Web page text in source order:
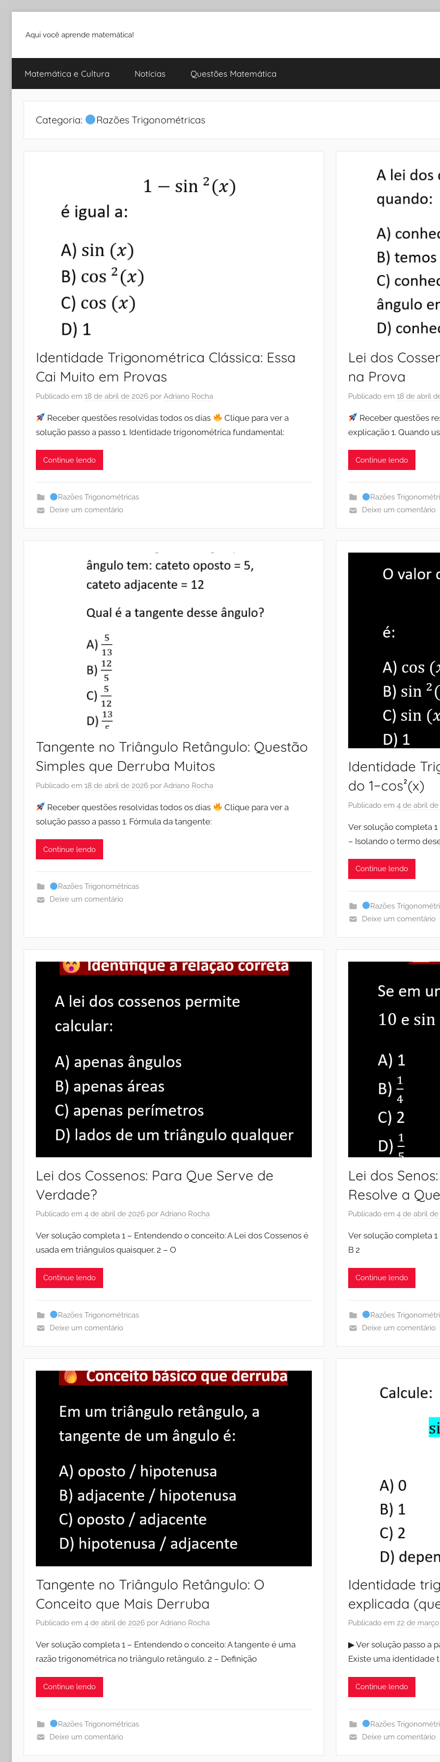
para
conteúdo
Aqui você aprende matemática!
Matemática e Cultura Notícias Questões Matemática
Categoria: Razões Trigonométricas
Identidade Trigonométrica Clássica: Essa
Cai Muito em Provas
Publicado em 18 de abril de 2026 por Adriano Rocha
Receber questões resolvidas todos os dias
Clique para ver a
solução passo a passo 1. Identidade trigonométrica fundamental:
Continue lendo
Razões Trigonométricas
Deixe um comentário
Lei dos
na Prova
Publicado em 18 de abril
Receber questões
explicação 1. Quando
Continue lendo
Razões
Deixe um comentário
Tangente no Triângulo Retângulo: Questão
Simples que Derruba Muitos
Publicado em 18 de abril de 2026 por Adriano Rocha
Receber questões resolvidas todos os dias
Clique para ver a
solução passo a passo 1. Fórmula da tangente:
Continue lendo
Razões Trigonométricas
Deixe um comentário
Identidade
do 1−cos⁡²(x)
Publicado em 4 de abril
Ver solução completa 1
– Isolando o termo
Continue lendo
Razões
Deixe um comentário
Lei dos Cossenos: Para Que Serve de
Verdade?
Publicado em 4 de abril de 2026 por Adriano Rocha
Ver solução completa 1 – Entendendo o conceito: A Lei dos Cossenos é
usada em triângulos quaisquer. 2 – O
Continue lendo
Razões Trigonométricas
Deixe um comentário
Lei dos
Resolve a
Publicado em 4 de abril
Ver solução completa
B 2
Continue lendo
Razões
Deixe um comentário
Tangente no Triângulo Retângulo: O
Conceito que Mais Derruba
Publicado em 4 de abril de 2026 por Adriano Rocha
Ver solução completa 1 – Entendendo o conceito: A tangente é uma
razão trigonométrica no triângulo retângulo. 2 – Definição
Continue lendo
Razões Trigonométricas
Deixe um comentário
Identidade
explicada
Publicado em 22 de
▶ Ver solução passo a
Existe uma identidade
Continue lendo
Razões
Deixe um comentário